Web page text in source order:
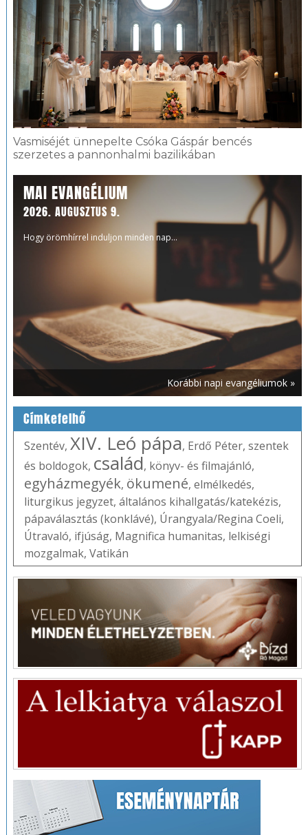
Vasmiséjét ünnepelte Csóka Gáspár bencés
szerzetes a pannonhalmi bazilikában
MAI EVANGÉLIUM
2026. AUGUSZTUS 9.
Hogy örömhírrel induljon minden nap...
Korábbi napi evangéliumok »
Címkefelhő
Szentév, XIV. Leó pápa, Erdő Péter, szentek
és boldogok, család, könyv- és filmajánló,
egyházmegyék, ökumené, elmélkedés,
liturgikus jegyzet, általános kihallgatás/katekézis,
pápaválasztás (konklávé), Úrangyala/Regina Coeli,
Útravaló, ifjúság, Magnifica humanitas, lelkiségi
mozgalmak, Vatikán